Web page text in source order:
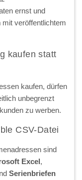
ernst und
veröffentlichtem
kaufen statt
kaufen, dürfen
unbegrenzt
zu werben.
CSV-Datei
sind
Excel,
Serienbriefen